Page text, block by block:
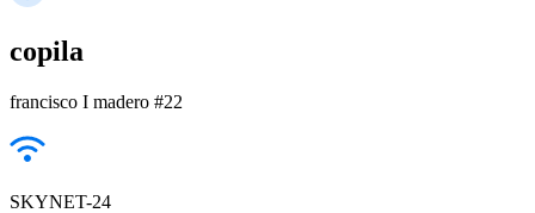
copila
francisco I madero #22
SKYNET-24